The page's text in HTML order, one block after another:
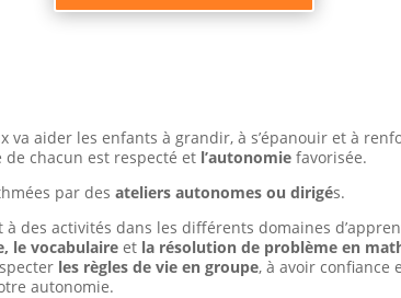
va aider les enfants à grandir, à s’épanouir et à
chacun est respecté et l’autonomie favorisée.
par desateliers autonomes ou dirigés.
des activités dans les différents domaines
le vocabulaireet la résolution de problème en
les règles de vie en groupe, à avoir confiance
autonomie.